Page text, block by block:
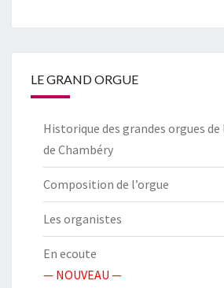
LE GRAND ORGUE
Historique des grandes orgues
de Chambéry
Composition de l’orgue
Les organistes
En ecoute
— NOUVEAU —